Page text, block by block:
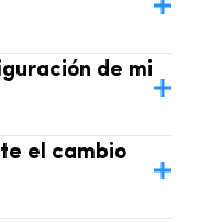
de mi
el cambio